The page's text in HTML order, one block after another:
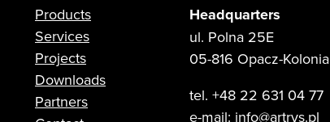
Products
Services
Projects
Downloads
Partners
Headquarters
ul. Polna 25E
05-816 Opacz-Kolonia
tel. +48 22 631 04 77
e-mail: info@artrys.pl